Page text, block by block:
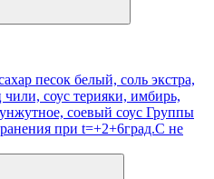
песок белый, соль экстра,
соус терияки, имбирь,
соевый соус Группы
при t=+2+6град.С не